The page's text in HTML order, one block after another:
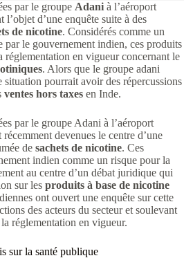
par le groupe Adani à l’aéroport
l’objet d’une enquête suite à des
de nicotine. Considérés comme un
par le gouvernement indien, ces produits
réglementation en vigueur concernant le
. Alors que le groupe adani
situation pourrait avoir des répercussions
ventes hors taxes en Inde.
par le groupe Adani à l’aéroport
devenues le centre d’une
de sachets de nicotine. Ces
indien comme un risque pour la
au centre d’un débat juridique qui
sur les produits à base de nicotine
ont ouvert une enquête sur cette
des acteurs du secteur et soulevant
réglementation en vigueur.
sur la santé publique